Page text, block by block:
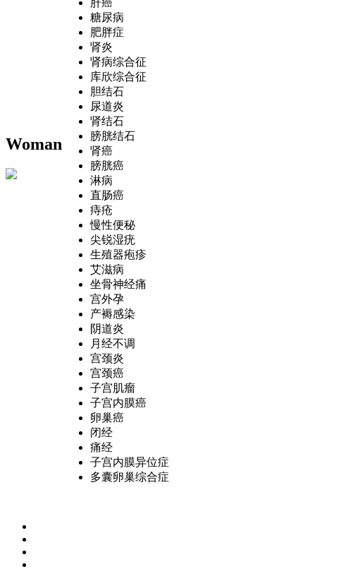
Woman
糖尿病
肥胖症
肾炎
肾病综合征
库欣综合征
胆结石
尿道炎
肾结石
膀胱结石
肾癌
膀胱癌
淋病
直肠癌
痔疮
慢性便秘
尖锐湿疣
生殖器疱疹
艾滋病
坐骨神经痛
宫外孕
产褥感染
阴道炎
月经不调
宫颈炎
宫颈癌
子宫肌瘤
子宫内膜癌
卵巢癌
闭经
痛经
子宫内膜异位症
多囊卵巢综合症